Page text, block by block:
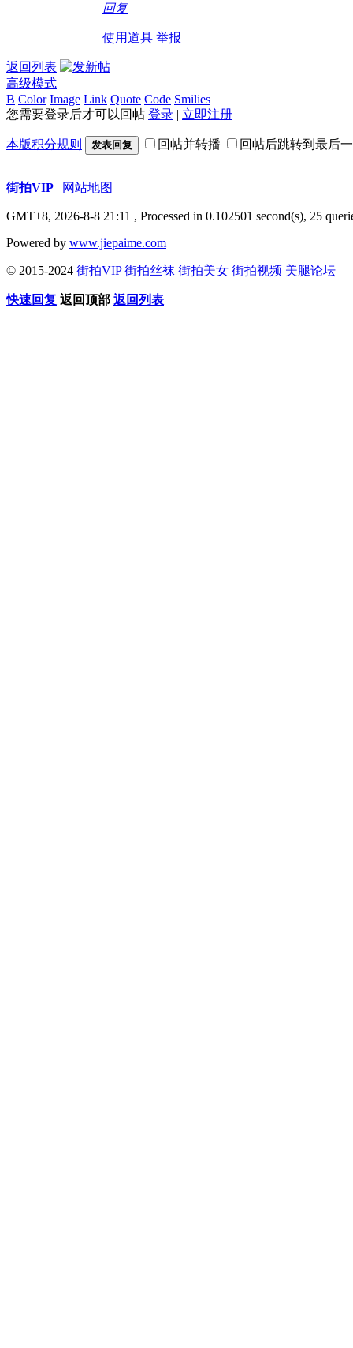
回复
使用道具 举报
返回列表
高级模式
B Color Image Link Quote Code Smilies
您需要登录后才可以回帖 登录 | 立即注册
本版积分规则 发表回复 回帖并转播 回帖后跳转到最后
街拍VIP |网站地图
GMT+8, 2026-8-8 21:11 , Processed in 0.102501 second(s), 25
Powered by www.jiepaime.com
© 2015-2024 街拍VIP 街拍丝袜 街拍美女 街拍视频 美腿论坛
快速回复 返回顶部 返回列表